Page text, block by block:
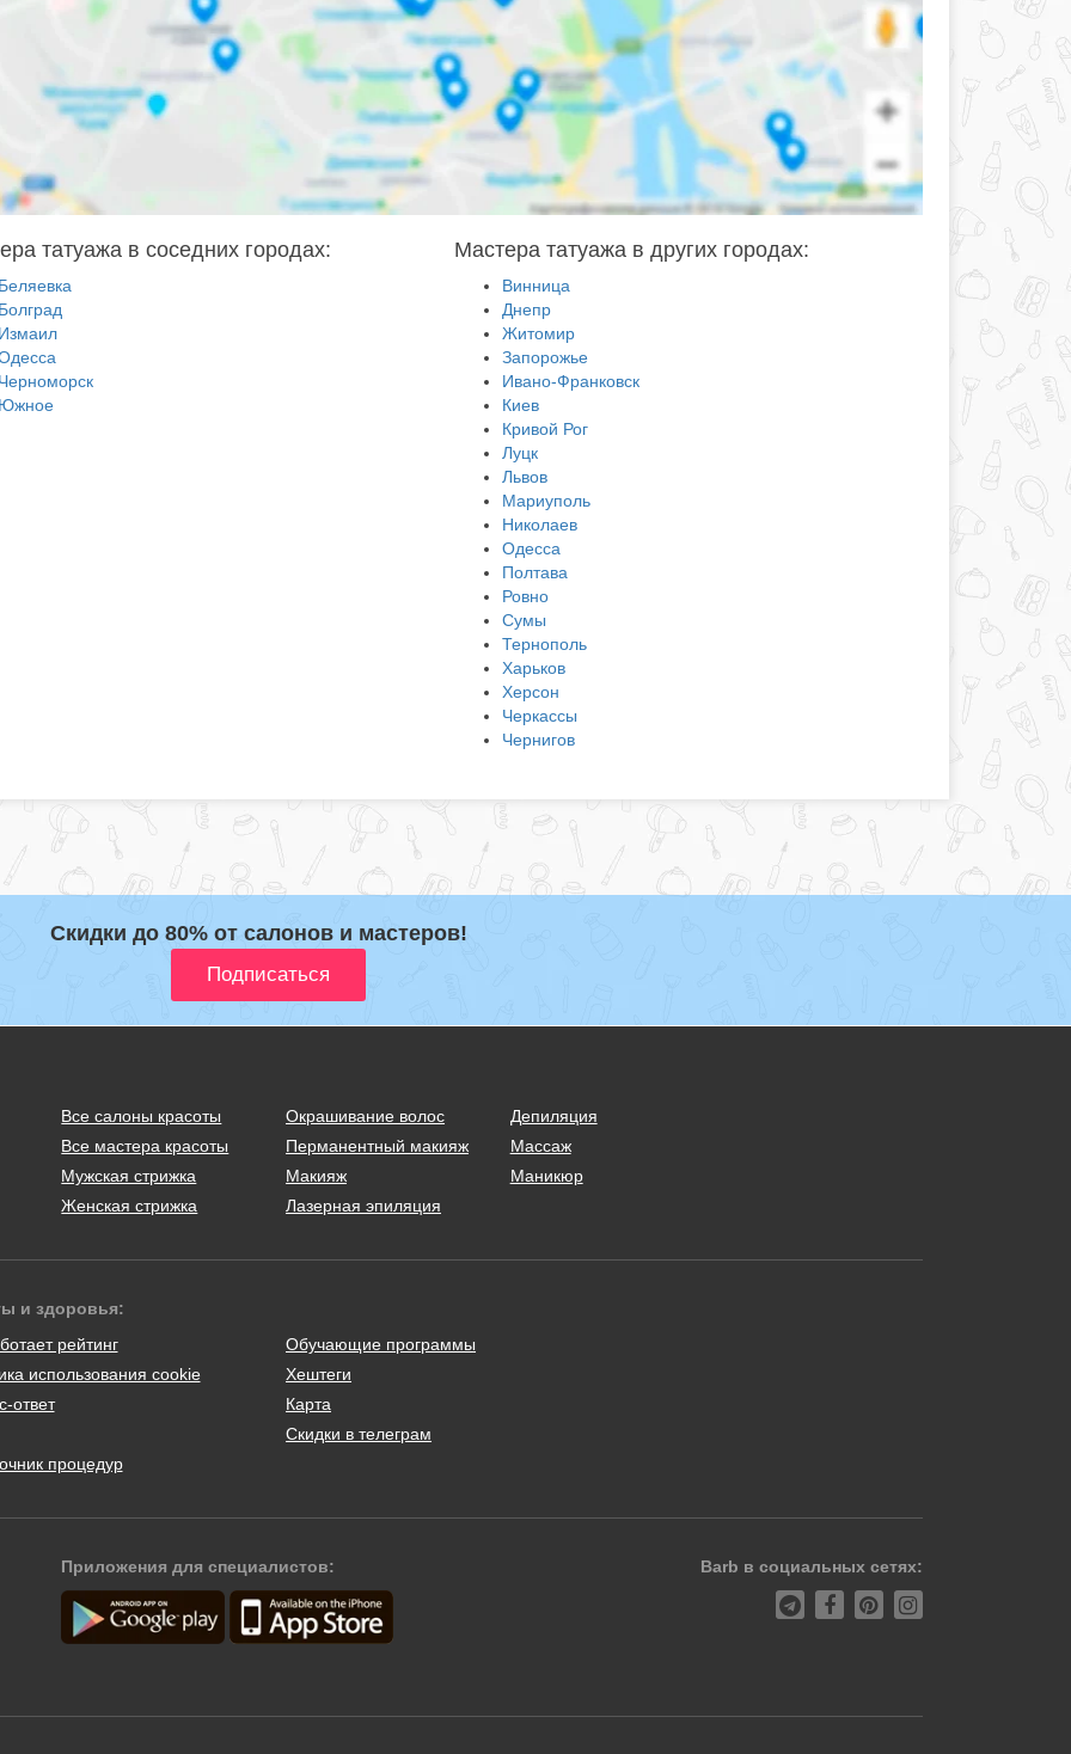
татуажа в соседних городах: Мастера татуажа в других городах:
Винница
Днепр
Житомир
Запорожье
Ивано-Франковск
Киев
Кривой Рог
Луцк
Львов
Мариуполь
Николаев
Одесса
Полтава
Ровно
Сумы
Тернополь
Харьков
Херсон
Черкассы
Чернигов
Скидки до 80% от салонов и мастеров!
Все салоны красоты
Все мастера красоты
Мужская стрижка
Женская стрижка
Окрашивание волос
Перманентный макияж
Макияж
Лазерная эпиляция
Депиляция
Массаж
Маникюр
и здоровья:
рейтинг
использования cookie
ответ
процедур
Обучающие программы
Хештеги
Карта
Скидки в телеграм
Приложения для специалистов: Barb в социальных сетях: